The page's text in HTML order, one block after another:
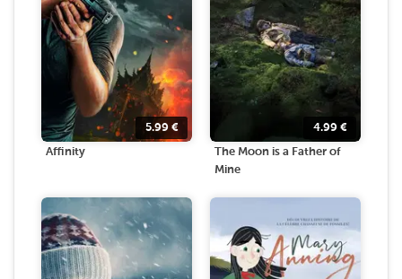
5.99 €
Affinity
4.99 €
The Moon is a Father of
Mine